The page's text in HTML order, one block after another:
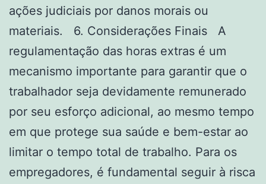
ações judiciais por danos morais ou
materiais. 6. Considerações Finais A
regulamentação das horas extras é um
mecanismo importante para garantir que o
trabalhador seja devidamente remunerado
por seu esforço adicional, ao mesmo tempo
em que protege sua saúde e bem-estar ao
limitar o tempo total de trabalho. Para os
empregadores, é fundamental seguir à risca